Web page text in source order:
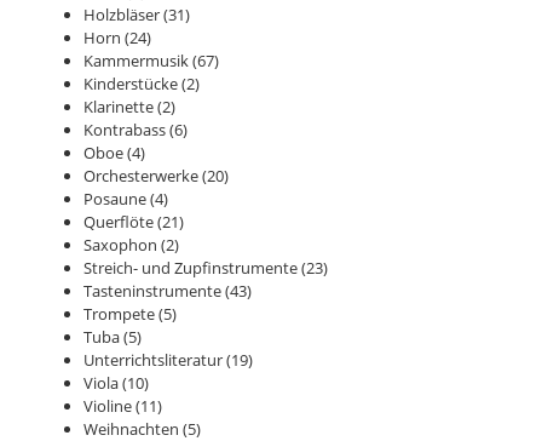
Holzbläser(31)
Horn (24)
Kammermusik(67)
Kinderstücke(2)
Klarinette(2)
Kontrabass(6)
Oboe(4)
Orchesterwerke(20)
Posaune(4)
Querflöte(21)
Saxophon (2)
Streich- und Zupfinstrumente(23)
Tasteninstrumente(43)
Trompete(5)
Tuba(5)
Unterrichtsliteratur(19)
Viola(10)
Violine(11)
Weihnachten (5)